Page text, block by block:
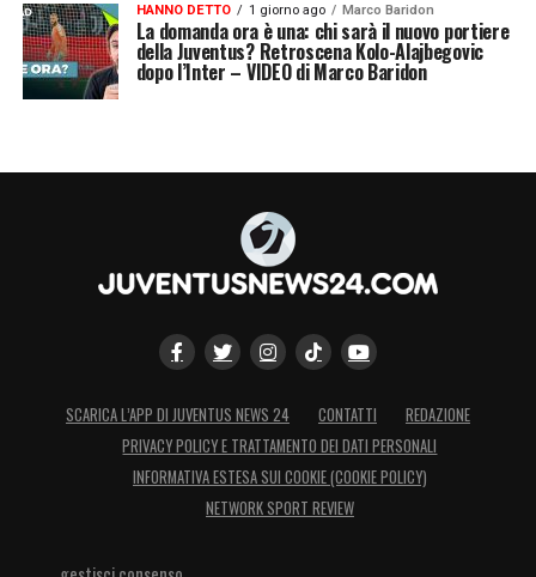
HANNO DETTO 1 giorno ago Marco Baridon
La domanda ora è una: chi sarà il nuovo portiere
della Juventus? Retroscena Kolo-Alajbegovic
dopo l’Inter – VIDEO di Marco Baridon
SCARICA L’APP DI JUVENTUS NEWS 24 CONTATTI
REDAZIONE
PRIVACY POLICY E TRATTAMENTO DEI DATI PERSONALI
INFORMATIVA ESTESA SUI COOKIE (COOKIE POLICY)
NETWORK SPORT REVIEW